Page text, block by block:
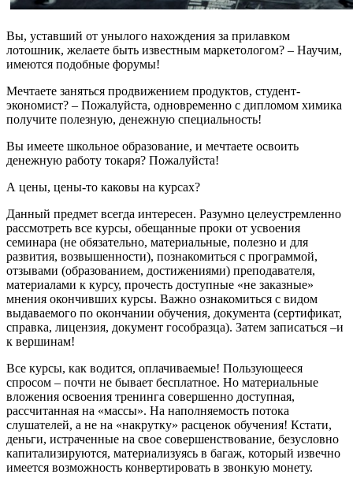
Вы, уставший от унылого нахождения за прилавком
лотошник, желаете быть известным маркетологом? – Научим,
имеются подобные форумы!
Мечтаете заняться продвижением продуктов, студент-
экономист? – Пожалуйста, одновременно с дипломом химика
получите полезную, денежную специальность!
Вы имеете школьное образование, и мечтаете освоить
денежную работу токаря? Пожалуйста!
А цены, цены-то каковы на курсах?
Данный предмет всегда интересен. Разумно целеустремленно
рассмотреть все курсы, обещанные проки от усвоения
семинара (не обязательно, материальные, полезно и для
развития, возвышенности), познакомиться с программой,
отзывами (образованием, достижениями) преподавателя,
материалами к курсу, прочесть доступные «не заказные»
мнения окончивших курсы. Важно ознакомиться с видом
выдаваемого по окончании обучения, документа (сертификат,
справка, лицензия, документ гособразца). Затем записаться –и
к вершинам!
Все курсы, как водится, оплачиваемые! Пользующееся
спросом – почти не бывает бесплатное. Но материальные
вложения освоения тренинга совершенно доступная,
рассчитанная на «массы». На наполняемость потока
слушателей, а не на «накрутку» расценок обучения! Кстати,
деньги, истраченные на свое совершенствование, безусловно
капитализируются, материализуясь в багаж, который извечно
имеется возможность конвертировать в звонкую монету.